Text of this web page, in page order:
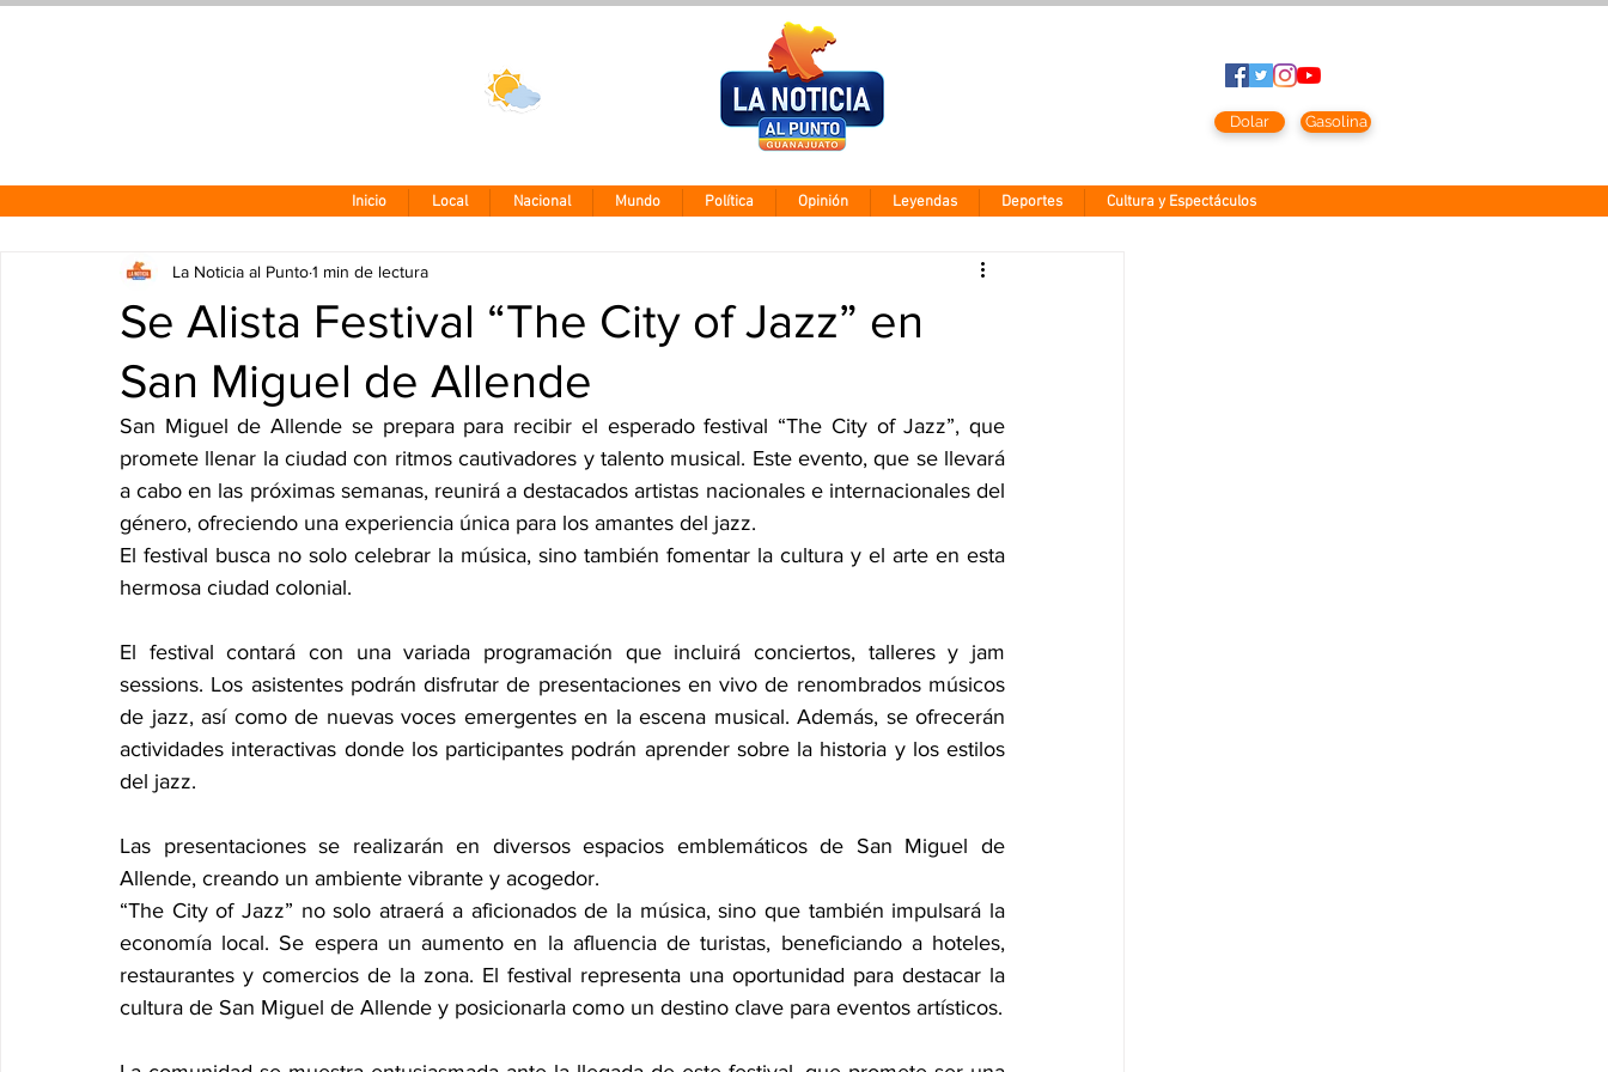
Dolar Gasolina
Inicio Local Nacional Mundo Política Opinión Leyendas Deportes Cultura y Espectáculos
Se Alista Festival “The City of Jazz” en
San Miguel de Allende
La Noticia al Punto1 min de lectura
San Miguel de Allende se prepara para recibir el esperado festival “The City of Jazz”, que
promete llenar la ciudad con ritmos cautivadores y talento musical. Este evento, que se llevará
a cabo en las próximas semanas, reunirá a destacados artistas nacionales e internacionales del
género, ofreciendo una experiencia única para los amantes del jazz.
El festival busca no solo celebrar la música, sino también fomentar la cultura y el arte en esta
hermosa ciudad colonial.
El festival contará con una variada programación que incluirá conciertos, talleres y jam
sessions. Los asistentes podrán disfrutar de presentaciones en vivo de renombrados músicos
de jazz, así como de nuevas voces emergentes en la escena musical. Además, se ofrecerán
actividades interactivas donde los participantes podrán aprender sobre la historia y los estilos
del jazz.
Las presentaciones se realizarán en diversos espacios emblemáticos de San Miguel de
Allende, creando un ambiente vibrante y acogedor.
“The City of Jazz” no solo atraerá a aficionados de la música, sino que también impulsará la
economía local. Se espera un aumento en la afluencia de turistas, beneficiando a hoteles,
restaurantes y comercios de la zona. El festival representa una oportunidad para destacar la
cultura de San Miguel de Allende y posicionarla como un destino clave para eventos artísticos.